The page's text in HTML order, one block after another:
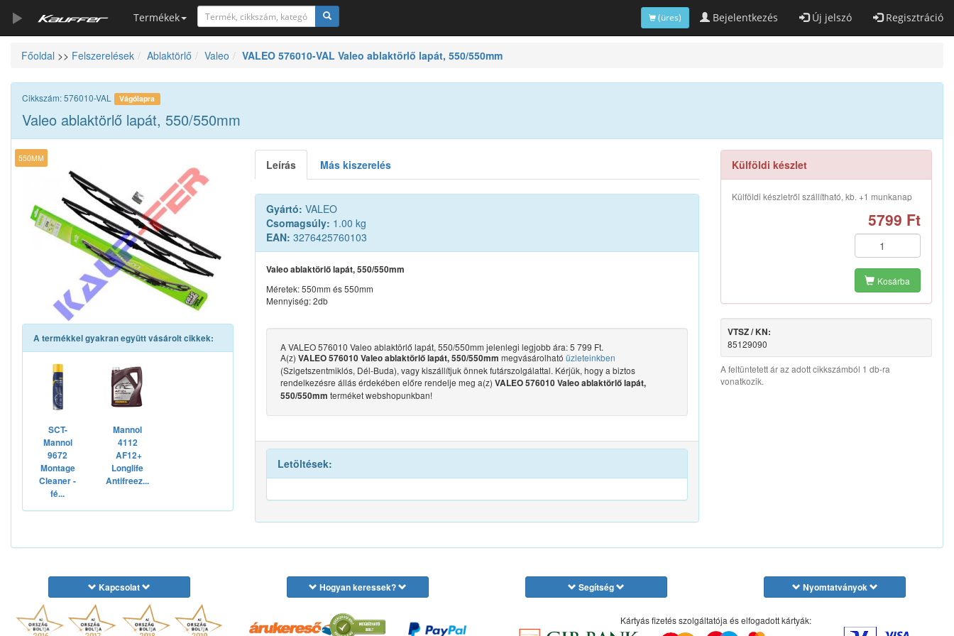
Termékek Bejelentkezés Új jelszó Regisztráció
(üres)
Szerszámkatalógus
Kosár
Alkatrészek
Főoldal >> Felszerelések Ablaktörlő Valeo VALEO 576010-VAL Valeo ablaktörlő lapát, 550/550mm
Cikkszám: 576010-VAL Vágólapra
Valeo ablaktörlő lapát, 550/550mm
550MM
A termékkel gyakran együtt vásárolt cikkek:
SCT-
Mannol
9672
Montage
Cleaner -
fé...
Mannol
4112
AF12+
Longlife
Antifreez...
Leírás Más kiszerelés
Gyártó: VALEO
Csomagsúly: 1.00 kg
EAN: 3276425760103
Valeo ablaktörlő lapát, 550/550mm
Méretek: 550mm és 550mm
Mennyiség: 2db
A VALEO 576010 Valeo ablaktörlő lapát, 550/550mm jelenlegi legjobb ára: 5 799 Ft.
A(z) VALEO 576010 Valeo ablaktörlő lapát, 550/550mm megvásárolható üzleteinkben
(Szigetszentmiklós, Dél-Buda), vagy kiszállítjuk önnek futárszolgálattal. Kérjük, hogy a biztos
rendelkezésre állás érdekében előre rendelje meg a(z) VALEO 576010 Valeo ablaktörlő lapát,
550/550mm terméket webshopunkban!
Letöltések:
Külföldi készlet
Külföldi készletről szállítható, kb. +1 munkanap
5799 Ft
Kosárba
VTSZ / KN:
85129090
A feltüntetett ár az adott cikkszámból 1 db-ra
vonatkozik.
Kapcsolat Hogyan keressek? Segítség Nyomtatványok
Kártyás fizetés szolgáltatója és elfogadott kártyák: